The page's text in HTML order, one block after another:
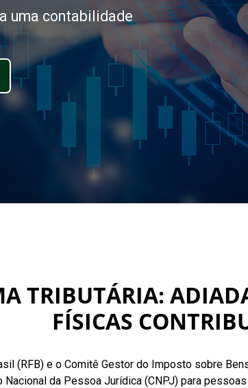
uma contabilidade
TRIBUTÁRIA:
FÍSICAS
(RFB) e o Comitê Gestor do Imposto sobre
Nacional da Pessoa Jurídica (CNPJ) para